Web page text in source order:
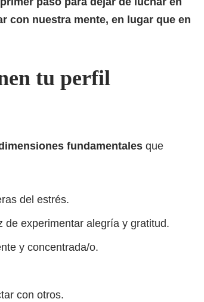
con nuestra mente, en lugar que en
tu perfil
fundamentales que
del estrés.
de experimentar alegría y gratitud.
y concentrada/o.
con otros.